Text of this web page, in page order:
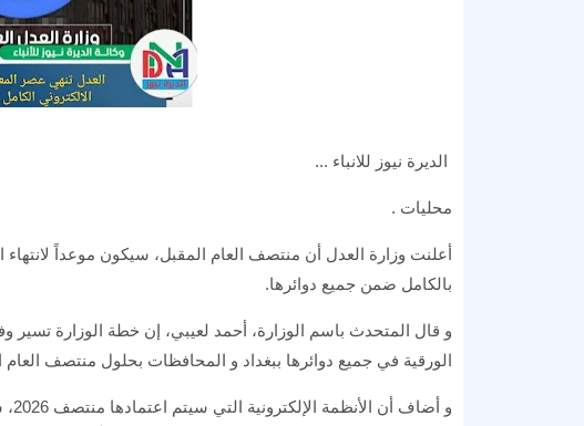
الديرة نيوز للانباء ...
محليات .
أعلنت وزارة العدل أن منتصف العام المقبل، سيكون موعداً لانتهاء
بالكامل ضمن جميع دوائرها.
و قال المتحدث باسم الوزارة، أحمد لعيبي، إن خطة الوزارة تسير
الورقية في جميع دوائرها ببغداد و المحافظات بحلول منتصف العام
و